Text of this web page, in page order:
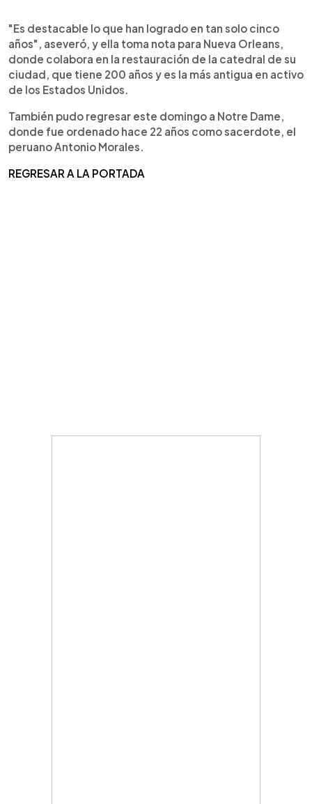
"Es destacable lo que han logrado en tan solo cinco
años", aseveró, y ella toma nota para Nueva Orleans,
donde colabora en la restauración de la catedral de su
ciudad, que tiene 200 años y es la más antigua en activo
de los Estados Unidos.
También pudo regresar este domingo a Notre Dame,
donde fue ordenado hace 22 años como sacerdote, el
peruano Antonio Morales.
REGRESAR A LA PORTADA